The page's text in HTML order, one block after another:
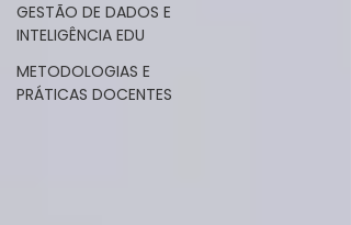
GESTÃO DE DADOS E
INTELIGÊNCIA EDU
METODOLOGIAS E
PRÁTICAS DOCENTES